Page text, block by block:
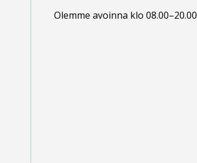
Olemme avoinna klo 08.00–20.00